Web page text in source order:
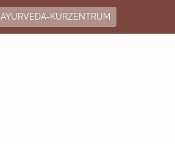
AYURVEDA-KURZENTRUM